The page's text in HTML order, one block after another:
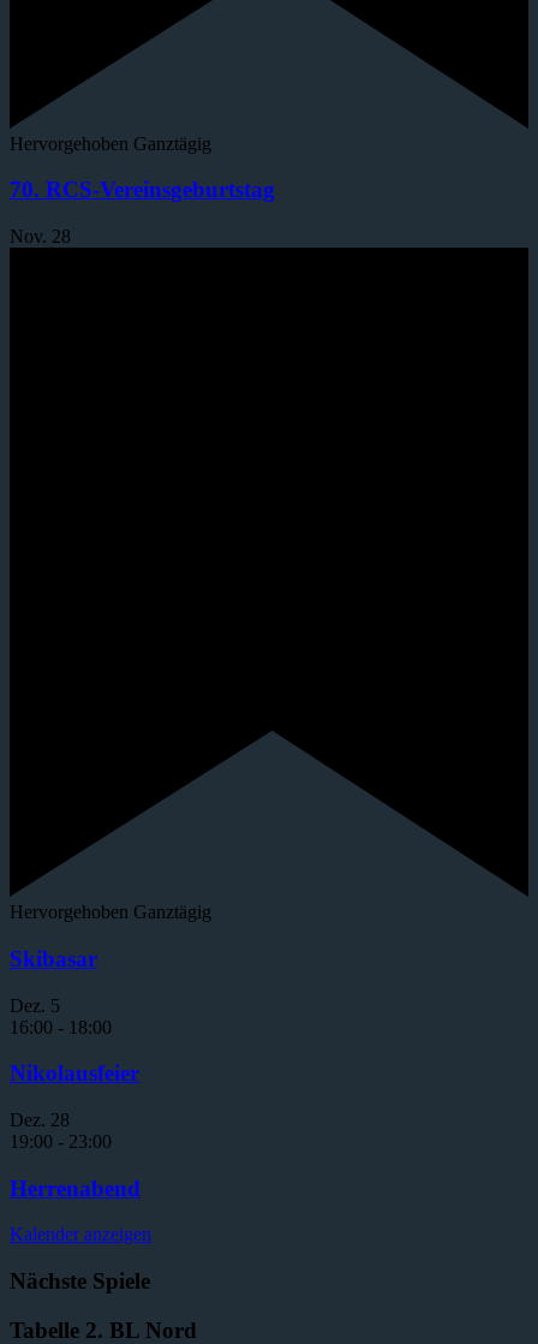
Hervorgehoben Ganztägig
70. RCS-Vereinsgeburtstag
Nov. 28
Hervorgehoben Ganztägig
Skibasar
Dez. 5
16:00 - 18:00
Nikolausfeier
Dez. 28
19:00 - 23:00
Herrenabend
Kalender anzeigen
Nächste Spiele
Tabelle 2. BL Nord